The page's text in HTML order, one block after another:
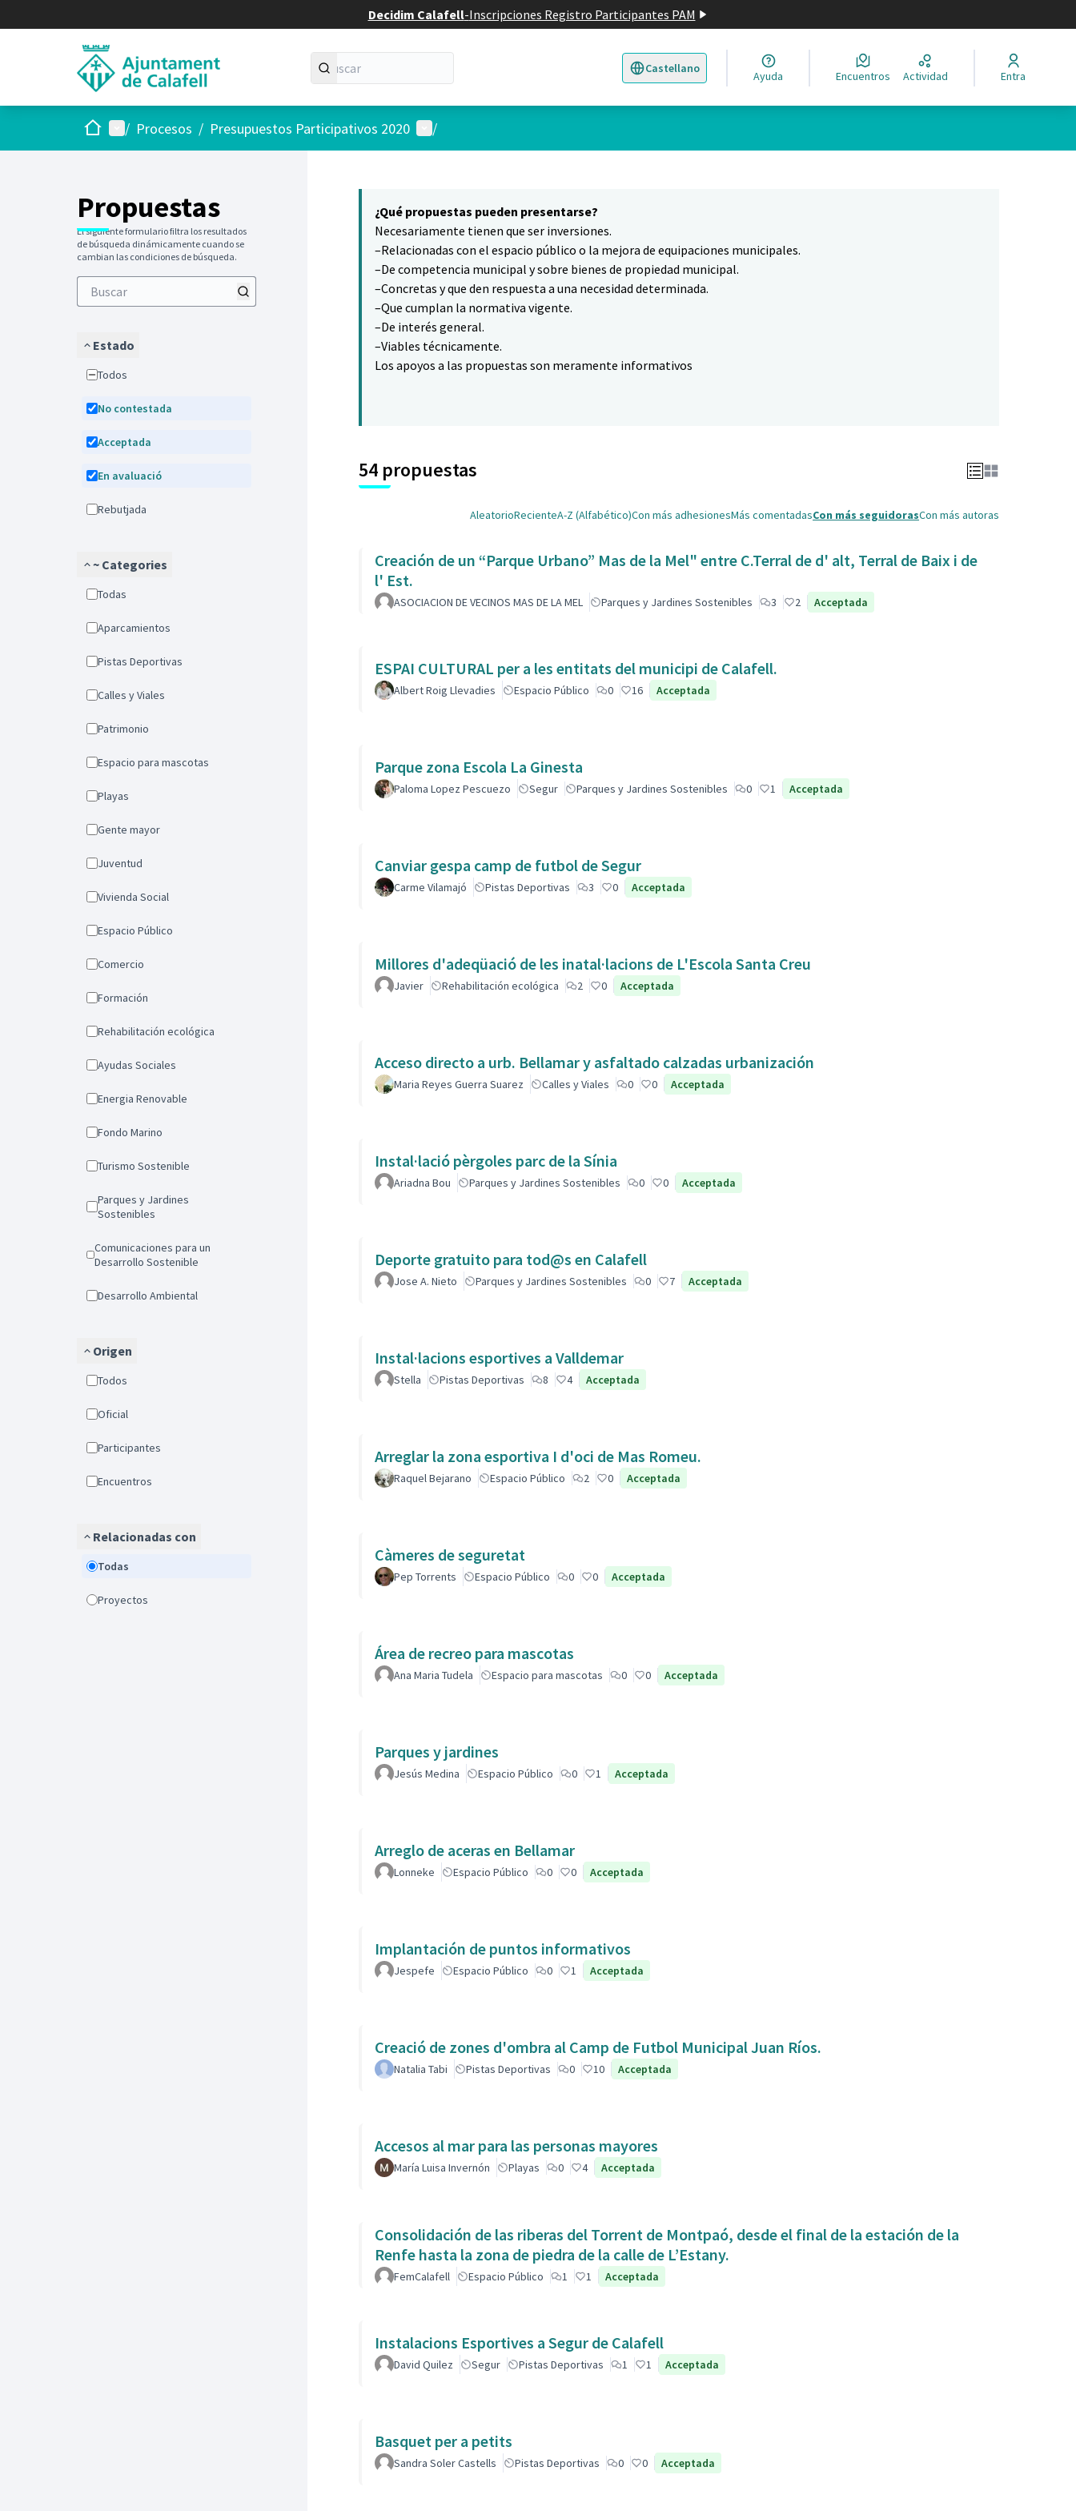
Decidim Calafell-Inscripciones Registro Participantes PAM
Castellano
Triar la llengua Elegir el idioma
Ayuda Encuentros Actividad Entra
InicioMenú principal
/ Procesos / Presupuestos Participativos 2020 Menú de usuario
/
Propuestas
El siguiente formulario filtra los resultados
de búsqueda dinámicamente cuando se
cambian las condiciones de búsqueda.
Estado
Todos
No contestada
Acceptada
En avaluació
Rebutjada
~ Categories
Todas
Aparcamientos
Pistas Deportivas
Calles y Viales
Patrimonio
Espacio para mascotas
Playas
Gente mayor
Juventud
Vivienda Social
Espacio Público
Comercio
Formación
Rehabilitación ecológica
Ayudas Sociales
Energia Renovable
Fondo Marino
Turismo Sostenible
Parques y Jardines
Sostenibles
Comunicaciones para un
Desarrollo Sostenible
Desarrollo Ambiental
Origen
Todos
Oficial
Participantes
Encuentros
Relacionadas con
Todas
Proyectos
5
¿Qué propuestas pueden presentarse?
Necesariamente tienen que ser inversiones.
–Relacionadas con el espacio público o la mejora de equipaciones municipales.
–De competencia municipal y sobre bienes de propiedad municipal.
–Concretas y que den respuesta a una necesidad determinada.
–Que cumplan la normativa vigente.
–De interés general.
–Viables técnicamente.
Los apoyos a las propuestas son meramente informativos
54 propuestas
AleatorioRecienteA-Z (Alfabético)Con más adhesionesMás comentadasCon más seguidorasCon más autoras
Creación de un “Parque Urbano” Mas de la Mel" entre C.Terral de d' alt, Terral de Baix i de
l' Est.
ASOCIACION DE VECINOS MAS DE LA MEL Parques y Jardines Sostenibles 3 2 Acceptada
ESPAI CULTURAL per a les entitats del municipi de Calafell.
Albert Roig Llevadies Espacio Público 0 16 Acceptada
Parque zona Escola La Ginesta
Paloma Lopez Pescuezo Segur Parques y Jardines Sostenibles 0 1 Acceptada
Canviar gespa camp de futbol de Segur
Carme Vilamajó Pistas Deportivas 3 0 Acceptada
Millores d'adeqüació de les inatal·lacions de L'Escola Santa Creu
Javier Rehabilitación ecológica 2 0 Acceptada
Acceso directo a urb. Bellamar y asfaltado calzadas urbanización
Maria Reyes Guerra Suarez Calles y Viales 0 0 Acceptada
Instal·lació pèrgoles parc de la Sínia
Ariadna Bou Parques y Jardines Sostenibles 0 0 Acceptada
Deporte gratuito para tod@s en Calafell
Jose A. Nieto Parques y Jardines Sostenibles 0 7 Acceptada
Instal·lacions esportives a Valldemar
Stella Pistas Deportivas 8 4 Acceptada
Arreglar la zona esportiva I d'oci de Mas Romeu.
Raquel Bejarano Espacio Público 2 0 Acceptada
Càmeres de seguretat
Pep Torrents Espacio Público 0 0 Acceptada
Área de recreo para mascotas
Ana Maria Tudela Espacio para mascotas 0 0 Acceptada
Parques y jardines
Jesús Medina Espacio Público 0 1 Acceptada
Arreglo de aceras en Bellamar
Lonneke Espacio Público 0 0 Acceptada
Implantación de puntos informativos
Jespefe Espacio Público 0 1 Acceptada
Creació de zones d'ombra al Camp de Futbol Municipal Juan Ríos.
Natalia Tabi Pistas Deportivas 0 10 Acceptada
Accesos al mar para las personas mayores
María Luisa Invernón Playas 0 4 Acceptada
Consolidación de las riberas del Torrent de Montpaó, desde el final de la estación de la
Renfe hasta la zona de piedra de la calle de L’Estany.
FemCalafell Espacio Público 1 1 Acceptada
Instalacions Esportives a Segur de Calafell
David Quilez Segur Pistas Deportivas 1 1 Acceptada
Basquet per a petits
Sandra Soler Castells Pistas Deportivas 0 0 Acceptada